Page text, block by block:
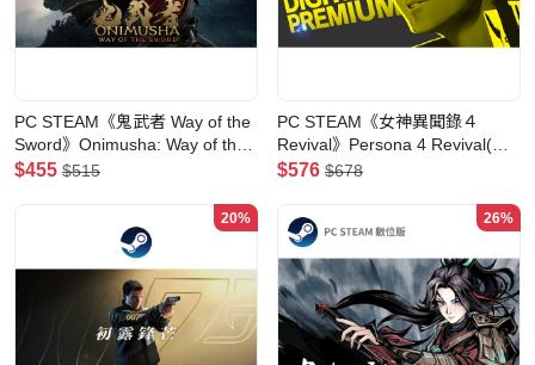
PC STEAM《鬼武者 Way of the
Sword》Onimusha: Way of the
Sword(數位一般版)
$455 $515
PC STEAM《女神異聞錄４
Revival》Persona 4 Revival(數
位高級版)
$576 $678
20% 26%